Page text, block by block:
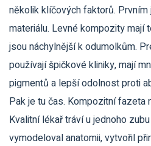
několik klíčových faktorů.
materiálu. Levné kompozity mají
jsou náchylnější k odumolkům.
používají špičkové kliniky, mají
pigmentů a lepší odolnost proti
Pak je tu čas. Kompozitní fazeta
Kvalitní lékař tráví u jednoho
vymodeloval anatomii, vytvořil